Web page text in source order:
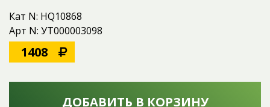
Кат N: HQ10868
Арт N: УТ000003098
1408
ДОБАВИТЬ В КОРЗИНУ